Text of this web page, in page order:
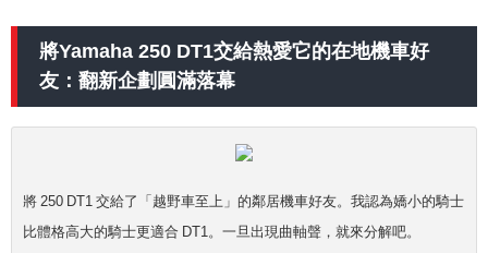
將Yamaha 250 DT1交給熱愛它的在地機車好
友：翻新企劃圓滿落幕
將 250 DT1 交給了「越野車至上」的鄰居機車好友。我認為嬌小的騎士
比體格高大的騎士更適合 DT1。一旦出現曲軸聲，就來分解吧。